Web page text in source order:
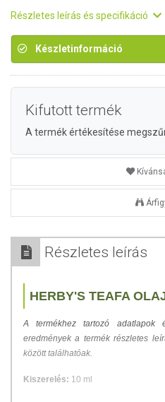
Részletes leírás és specifikáció
Készletinformáció
Kifutott termék
A termék értékesítése
Részletes leírás
HERBY'S TEAFA
A termékhez tartozó adatlapok
eredmények a termék részletes
között találhatóak.
Kiszerelés: 10 ml